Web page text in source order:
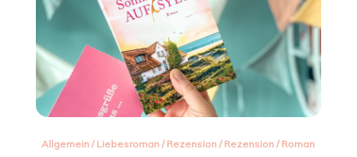
Allgemein / Liebesroman / Rezension / Rezension / Roman